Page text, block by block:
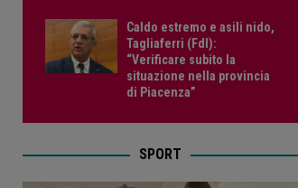
Caldo estremo e asili nido,
Tagliaferri (FdI):
“Verificare subito la
situazione nella provincia
di Piacenza”
SPORT